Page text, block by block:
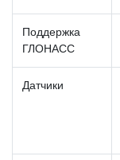
Поддержка
ГЛОНАСС
Датчики